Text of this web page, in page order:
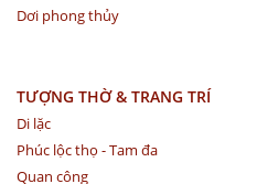
Dơi phong thủy
TƯỢNG THỜ & TRANG TRÍ
Di lặc
Phúc lộc thọ - Tam đa
Quan công